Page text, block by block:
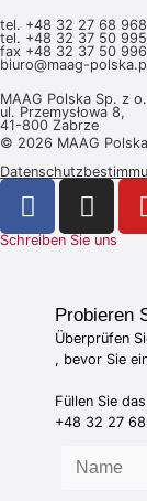
tel. +48 32 27 68 968
tel. +48 32 37 50 995
fax +48 32 37 50 996
biuro@maag-
MAAG Polska Sp. z
ul. Przemysłowa 8,
41-800 Zabrze
© 2026 MAAG
Schreiben Sie uns
Probieren
Überprüfen
, bevor Sie
Füllen Sie
+48 32 27